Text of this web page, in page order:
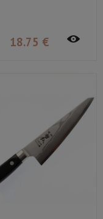
18.75 €